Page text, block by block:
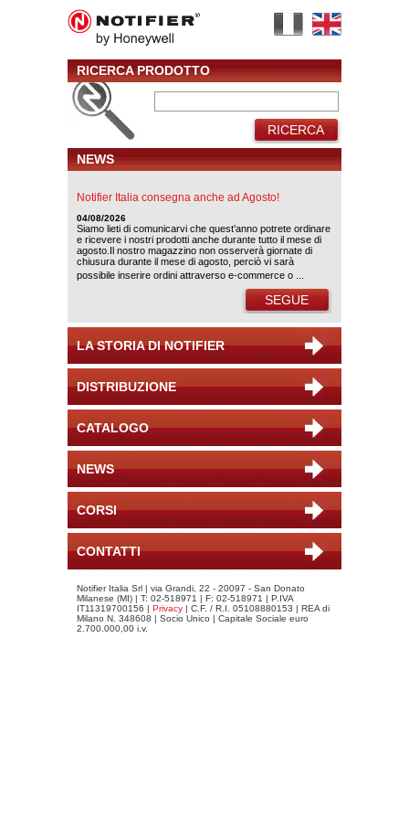
RICERCA PRODOTTO
RICERCA
NEWS
Notifier Italia consegna anche ad Agosto!
04/08/2026
Siamo lieti di comunicarvi che quest’anno potrete ordinare
e ricevere i nostri prodotti anche durante tutto il mese di
agosto.Il nostro magazzino non osserverà giornate di
chiusura durante il mese di agosto, perciò vi sarà
possibile inserire ordini attraverso e-commerce o ...
SEGUE
LA STORIA DI NOTIFIER
DISTRIBUZIONE
CATALOGO
NEWS
CORSI
CONTATTI
Notifier Italia Srl | via Grandi, 22 - 20097 - San Donato
Milanese (MI) | T: 02-518971 | F: 02-518971 | P.IVA
IT11319700156 | Privacy | C.F. / R.I. 05108880153 | REA di
Milano N. 348608 | Socio Unico | Capitale Sociale euro
2.700.000,00 i.v.